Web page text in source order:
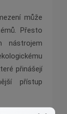
může
Přesto
nástrojem
přinášejí
přístup